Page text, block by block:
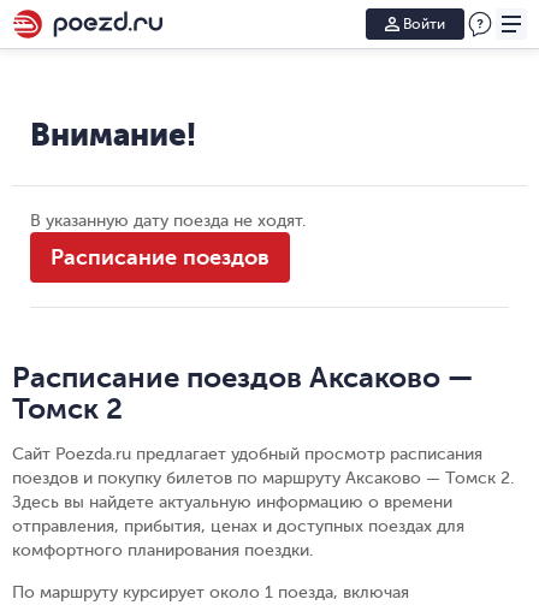
Войти
Внимание!
В указанную дату поезда не ходят.
Расписание поездов
Расписание поездов Аксаково —
Томск 2
Сайт Poezda.ru предлагает удобный просмотр расписания
поездов и покупку билетов по маршруту Аксаково — Томск 2.
Здесь вы найдете актуальную информацию о времени
отправления, прибытия, ценах и доступных поездах для
комфортного планирования поездки.
По маршруту курсирует около 1 поезда, включая